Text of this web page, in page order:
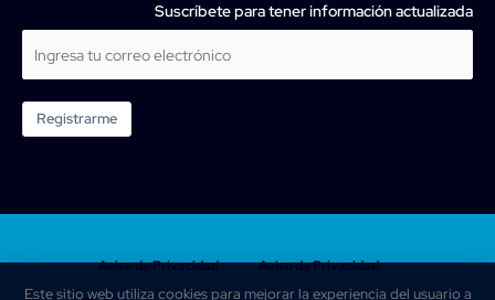
Suscríbete para tener información actualizada
Registrarme
Aviso de Privacidad Aviso de Privacidad
Este sitio web utiliza cookies para mejorar la experiencia del usuario a